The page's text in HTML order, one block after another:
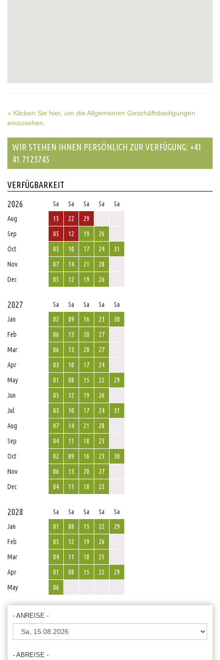
» Klicken Sie hier, um die Allgemeinen Geschäftsbedigungen
einzusehen.
WIR STEHEN IHNEN PERSÖNLICH ZUR VERFÜGUNG: +41
41 7123745
VERFÜGBARKEIT
2026
Sa Sa Sa Sa
Sa
Aug
15 22
29
Sep
05 12 19
26
Oct
03 10 17 24
31
Nov
07 14 21
28
Dec
05 12 19 26
2027 Sa Sa Sa Sa
Sa
Jan
02 09 16 23
30
Feb
06 13 20
27
Mar
06 13 20
27
Apr
03 10 17
24
May
01 08 15 22
29
Jun
05 12 19
26
Jul
03 10 17 24
31
Aug
07 14 21
28
Sep
04 11 18
25
Oct
02 09 16 23
30
Nov
06 13 20
27
Dec
04 11 18 25
2028 Sa Sa Sa Sa
Sa
Jan
01 08 15 22
29
Feb
05 12 19
26
Mar
04 11 18
25
Apr
01 08 15 22
29
May
06
- ANREISE -
- ABREISE -